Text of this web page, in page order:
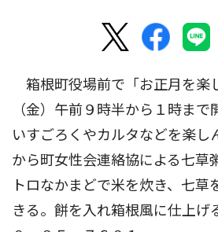
箱根町役場前で「お正月を楽
（金）午前９時半から１時ま
いすごろくやカルタなどを楽し
から町女性会連絡協による七草
トロなかまどで米を炊き、七草
きる。餅を入れ箱根風に仕上げ